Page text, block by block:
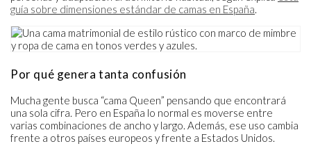
guía sobre dimensiones estándar de camas en España.
Por qué genera tanta confusión
Mucha gente busca “cama Queen” pensando que encontrará
una sola cifra. Pero en España lo normal es moverse entre
varias combinaciones de ancho y largo. Además, ese uso cambia
frente a otros países europeos y frente a Estados Unidos.